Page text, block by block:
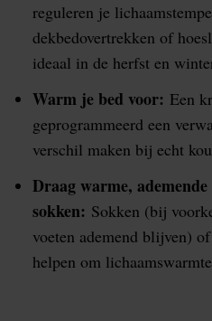
reguleren je
dekbedovertrekken of
ideaal in de herfst en
Warm je bed voor: Een
geprogrammeerd een
verschil maken bij echt
Draag warme,
sokken: Sokken (bij
voeten ademend blijven)
helpen om